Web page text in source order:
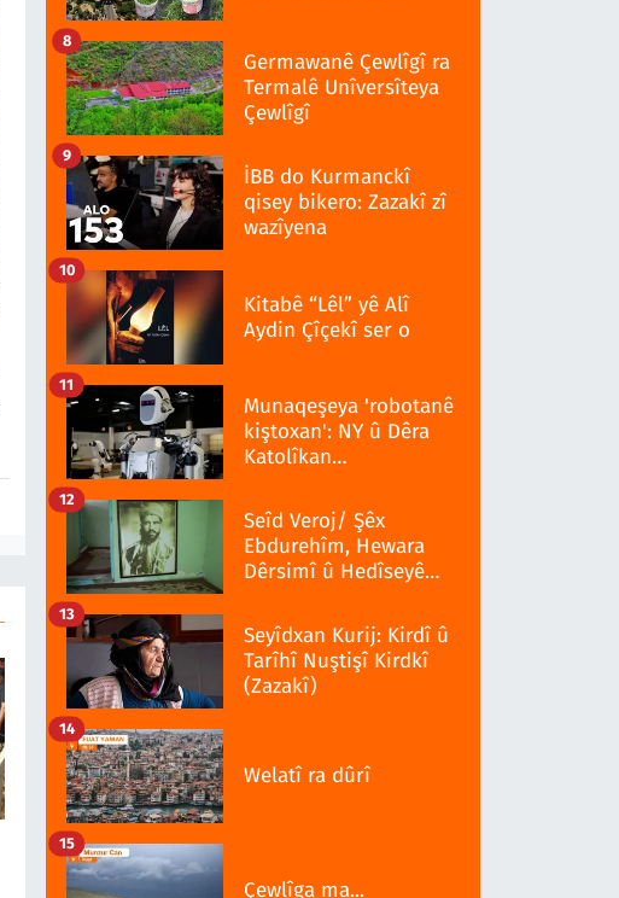
Germawanê Çewlîgî ra
Termalê Unîversîteya
Çewlîgî
8
İBB do Kurmanckî
qisey bikero: Zazakî zî
wazîyena
9
Kitabê “Lêl” yê Alî
Aydin Çîçekî ser o
10
Munaqeşeya 'robotanê
kiştoxan': NY û Dêra
Katolîkan
11
Seîd Veroj/ Şêx
Ebdurehîm, Hewara
Dêrsimî û Hedîseyê
12
Seyîdxan Kurij: Kirdî û
Tarîhî Nuştişî Kirdkî
(Zazakî)
13
Welatî ra dûrî
14
Çewlîga ma...
15